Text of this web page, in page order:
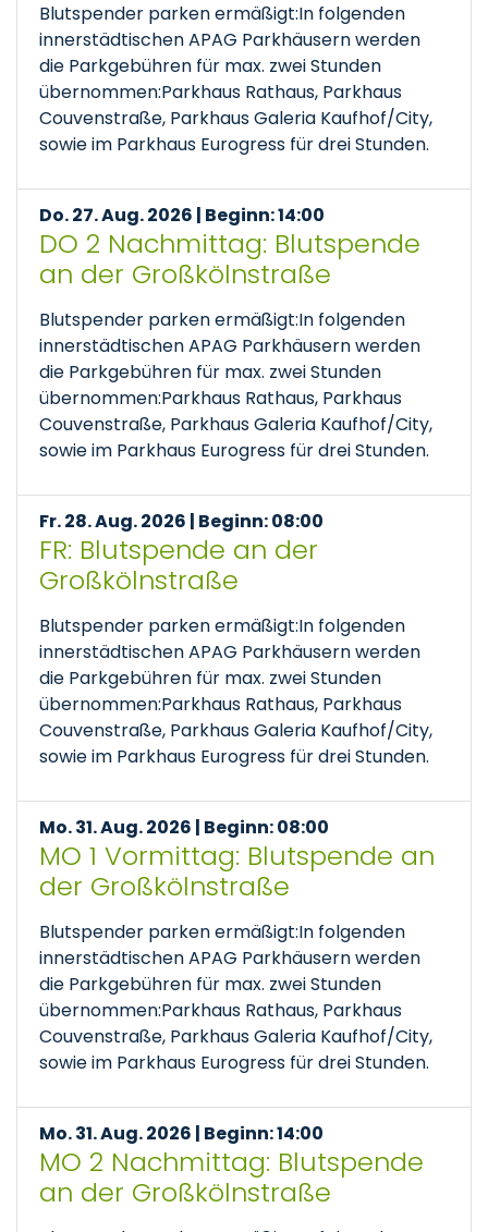
Blutspender parken ermäßigt:In folgenden
innerstädtischen APAG Parkhäusern werden
die Parkgebühren für max. zwei Stunden
übernommen:Parkhaus Rathaus, Parkhaus
Couvenstraße, Parkhaus Galeria Kaufhof/City,
sowie im Parkhaus Eurogress für drei Stunden.
Do. 27. Aug. 2026 | Beginn: 14:00
DO 2 Nachmittag: Blutspende
an der Großkölnstraße
Blutspender parken ermäßigt:In folgenden
innerstädtischen APAG Parkhäusern werden
die Parkgebühren für max. zwei Stunden
übernommen:Parkhaus Rathaus, Parkhaus
Couvenstraße, Parkhaus Galeria Kaufhof/City,
sowie im Parkhaus Eurogress für drei Stunden.
Fr. 28. Aug. 2026 | Beginn: 08:00
FR: Blutspende an der
Großkölnstraße
Blutspender parken ermäßigt:In folgenden
innerstädtischen APAG Parkhäusern werden
die Parkgebühren für max. zwei Stunden
übernommen:Parkhaus Rathaus, Parkhaus
Couvenstraße, Parkhaus Galeria Kaufhof/City,
sowie im Parkhaus Eurogress für drei Stunden.
Mo. 31. Aug. 2026 | Beginn: 08:00
MO 1 Vormittag: Blutspende an
der Großkölnstraße
Blutspender parken ermäßigt:In folgenden
innerstädtischen APAG Parkhäusern werden
die Parkgebühren für max. zwei Stunden
übernommen:Parkhaus Rathaus, Parkhaus
Couvenstraße, Parkhaus Galeria Kaufhof/City,
sowie im Parkhaus Eurogress für drei Stunden.
Mo. 31. Aug. 2026 | Beginn: 14:00
MO 2 Nachmittag: Blutspende
an der Großkölnstraße